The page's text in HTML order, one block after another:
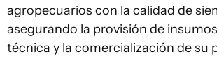
agropecuarios con la calidad de
asegurando la provisión de
técnica y la comercialización de su